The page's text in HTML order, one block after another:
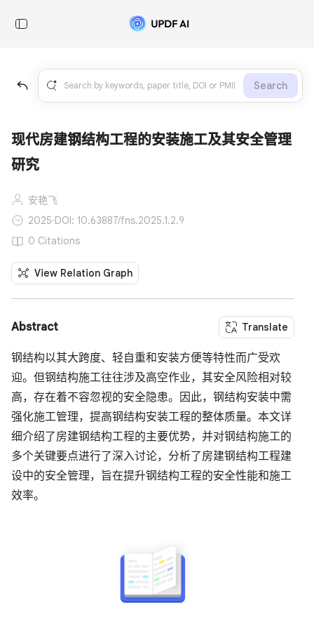
Search
现代房建钢结构工程的安装施工及其安全管理
研究
安艳飞
2025·DOI: 10.63887/fns.2025.1.2.9
0 Citations
View Relation Graph
Abstract Translate
钢结构以其大跨度、轻自重和安装方便等特性而广受欢
迎。但钢结构施工往往涉及高空作业，其安全风险相对较
高，存在着不容忽视的安全隐患。因此，钢结构安装中需
强化施工管理，提高钢结构安装工程的整体质量。本文详
细介绍了房建钢结构工程的主要优势，并对钢结构施工的
多个关键要点进行了深入讨论，分析了房建钢结构工程建
设中的安全管理，旨在提升钢结构工程的安全性能和施工
效率。